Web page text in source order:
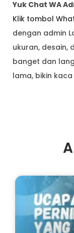
Yuk Chat WA
Klik tombol
dengan admin
ukuran, desain,
banget dan
lama, bikin